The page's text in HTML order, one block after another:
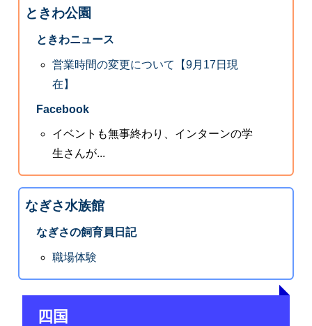
ときわ公園
ときわニュース
営業時間の変更について【9月17日現
在】
Facebook
イベントも無事終わり、インターンの学
生さんが...
なぎさ水族館
なぎさの飼育員日記
職場体験
四国